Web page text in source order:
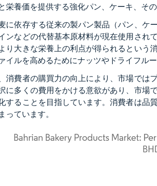
栄養価を提供する強化パン、ケーキ、そ
に依存する従来の製パン製品（パン、ケ
ンなどの代替基本原材料が現在使用され
り大きな栄養上の利点が得られるという
イルを高めるためにナッツやドライフル
消費者の購買力の向上により、市場では
に多くの費用をかける意欲があり、市場
することを目指しています。消費者は品
っています。